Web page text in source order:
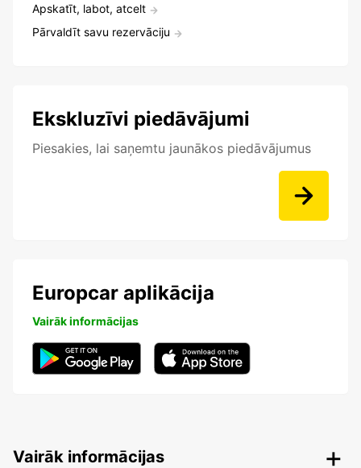
Apskatīt, labot, atcelt
Pārvaldīt savu rezervāciju
Ekskluzīvi piedāvājumi
Piesakies, lai saņemtu jaunākos piedāvājumus
Europcar aplikācija
Vairāk informācijas
Vairāk informācijas